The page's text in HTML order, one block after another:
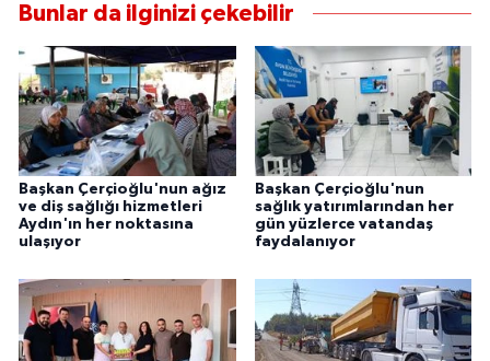
Bunlar da ilginizi çekebilir
Başkan Çerçioğlu'nun ağız
ve diş sağlığı hizmetleri
Aydın'ın her noktasına
ulaşıyor
Başkan Çerçioğlu'nun
sağlık yatırımlarından her
gün yüzlerce vatandaş
faydalanıyor